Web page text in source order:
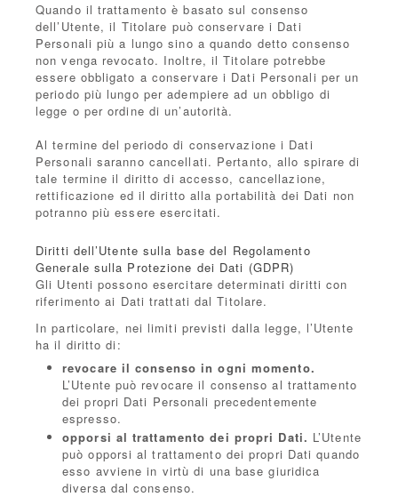
Quando il trattamento è basato sul consenso
dell’Utente, il Titolare può conservare i Dati
Personali più a lungo sino a quando detto consenso
non venga revocato. Inoltre, il Titolare potrebbe
essere obbligato a conservare i Dati Personali per un
periodo più lungo per adempiere ad un obbligo di
legge o per ordine di un’autorità.
Al termine del periodo di conservazione i Dati
Personali saranno cancellati. Pertanto, allo spirare di
tale termine il diritto di accesso, cancellazione,
rettificazione ed il diritto alla portabilità dei Dati non
potranno più essere esercitati.
Diritti dell’Utente sulla base del Regolamento
Generale sulla Protezione dei Dati (GDPR)
Gli Utenti possono esercitare determinati diritti con
riferimento ai Dati trattati dal Titolare.
In particolare, nei limiti previsti dalla legge, l’Utente
ha il diritto di:
revocare il consenso in ogni momento.
L’Utente può revocare il consenso al trattamento
dei propri Dati Personali precedentemente
espresso.
opporsi al trattamento dei propri Dati. L’Utente
può opporsi al trattamento dei propri Dati quando
esso avviene in virtù di una base giuridica
diversa dal consenso.